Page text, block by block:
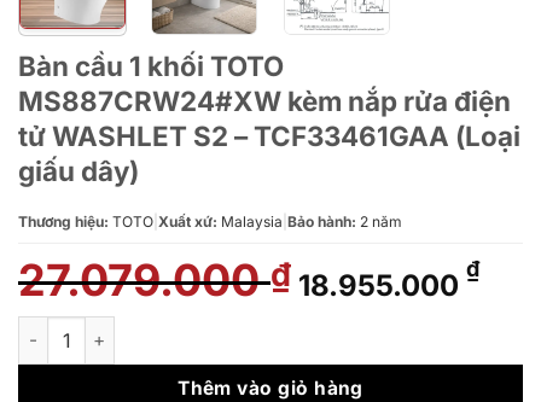
Bàn cầu 1 khối TOTO
MS887CRW24#XW kèm nắp rửa điện
tử WASHLET S2 – TCF33461GAA (Loại
giấu dây)
Thương hiệu: TOTO Xuất xứ: Malaysia Bảo hành: 2 năm
27.079.000₫ Giá
gốc
27.079.000 ₫.
18.955.000 ₫Giá
là:
Bàn cầu 1 khối TOTO MS887CRW24#XW kèm nắp rửa điện
Thêm vào giỏ hàng